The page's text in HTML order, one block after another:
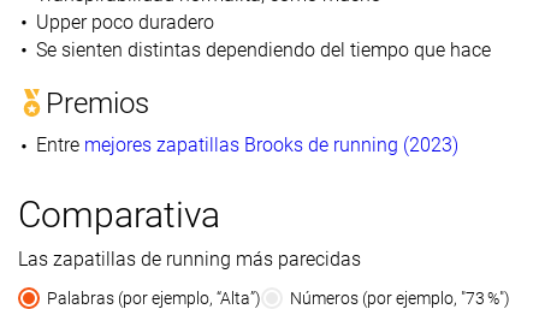
Upper poco duradero
Se sienten distintas dependiendo del tiempo que hace
Premios
Entre mejores zapatillas Brooks de running (2023)
Comparativa
Las zapatillas de running más parecidas
Palabras (por ejemplo, “Alta”) Números (por ejemplo, "73 %")